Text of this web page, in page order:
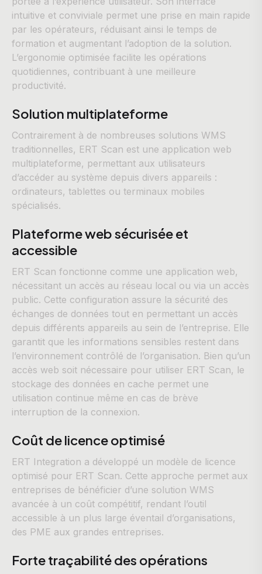
intuitive et conviviale permet une prise en main rapide
par les opérateurs, réduisant ainsi le temps de
formation et augmentant l’adoption de la solution.
L’ergonomie optimisée facilite les opérations
quotidiennes, contribuant à une meilleure
productivité.
Solution multiplateforme
Contrairement à de nombreuses solutions WMS
traditionnelles, ERT Scan est une application web
multiplateforme, permettant aux utilisateurs
d’accéder au système depuis divers appareils :
ordinateurs, tablettes ou terminaux mobiles
spécialisés.
Plateforme web sécurisée et
accessible
ERT Scan fonctionne comme une application web,
nécessitant un accès au réseau local ou via un accès
public. Cette configuration assure la sécurité des
échanges de données tout en permettant un accès
depuis différents appareils au sein de l’entreprise. Elle
garantit que les informations sensibles restent dans
l’environnement contrôlé de l’organisation. Bien qu’un
accès web soit nécessaire pour utiliser ERT Scan, le
stockage des données en cache permet une
utilisation continue même en cas de brève
interruption de la connexion.
Coût de licence optimisé
ERT Integration a développé un modèle de licence
optimisé pour ERT Scan. Cette approche permet aux
entreprises de bénéficier d’une solution WMS
avancée à un coût compétitif, rendant l’outil
accessible à un plus large éventail d’organisations,
des PME aux grandes entreprises.
Forte traçabilité des opérations